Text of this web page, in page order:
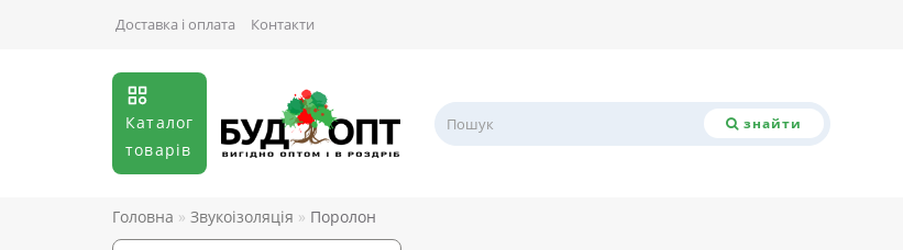
Доставка і оплата Контакти
Каталог
товарів
знайти
Головна Звукоізоляція Поролон